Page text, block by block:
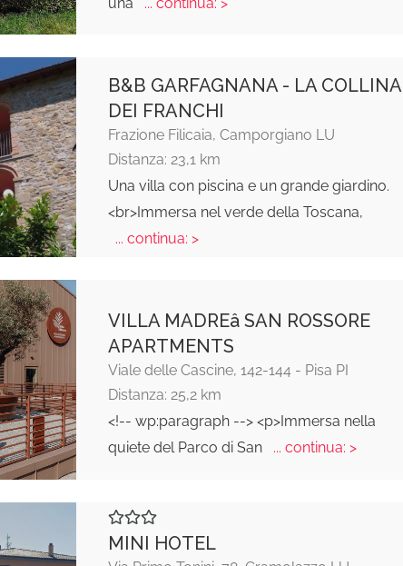
B&B GARFAGNANA - LA COLLINA
DEI FRANCHI
Frazione Filicaia, Camporgiano LU
Distanza: 23,1 km
Una villa con piscina e un grande giardino.
<br>Immersa nel verde della Toscana,
... continua: >
VILLA MADREâ SAN ROSSORE
APARTMENTS
Viale delle Cascine, 142-144 - Pisa PI
Distanza: 25,2 km
<!-- wp:paragraph --> <p>Immersa nella
quiete del Parco di San
... continua: >
MINI HOTEL